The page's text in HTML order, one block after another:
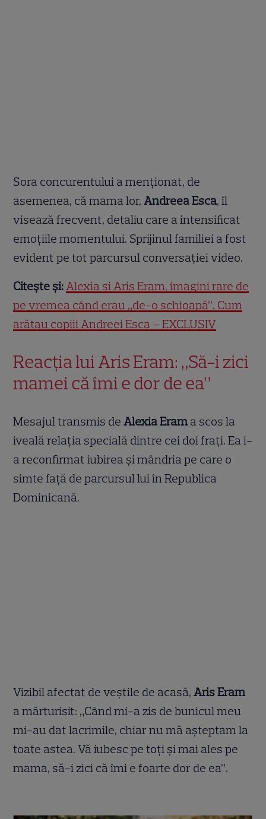
Sora concurentului a menționat, de
asemenea, că mama lor,Andreea Esca, îl
visează frecvent, detaliu care a intensificat
emoțiile momentului. Sprijinul familiei a fost
evident pe tot parcursul conversației video.
Citește și:Alexia și Aris Eram, imagini rare de
pe vremea când erau „de-o șchioapă”. Cum
arătau copiii Andreei Esca – EXCLUSIV
Reacția lui Aris Eram: „Să-i zici
mamei că îmi e dor de ea”
Mesajul transmis deAlexia Eram a scos la
iveală relația specială dintre cei doi frați. Ea i-
a reconfirmat iubirea și mândria pe care o
simte față de parcursul lui în Republica
Dominicană.
Vizibil afectat de veștile de acasă,Aris Eram
a mărturisit: „Când mi-a zis de bunicul meu
mi-au dat lacrimile, chiar nu mă așteptam la
toate astea. Vă iubesc pe toți și mai ales pe
mama, să-i zici că îmi e foarte dor de ea”.